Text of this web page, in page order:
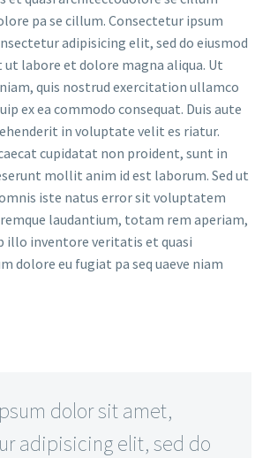
pa se cillum. Consectetur ipsum
adipisicing elit, sed do eiusmod
labore et dolore magna aliqua. Ut
quis nostrud exercitation ullamco
ex ea commodo consequat. Duis aute
in voluptate velit es riatur.
cupidatat non proident, sunt in
mollit anim id est laborum. Sed ut
iste natus error sit voluptatem
laudantium, totam rem aperiam,
illo inventore veritatis et quasi
dolore eu fugiat pa seq uaeve niam
dolor sit amet,
adipisicing elit, sed do